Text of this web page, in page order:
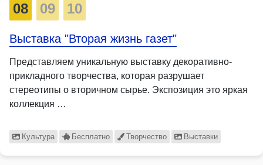
08 09 10
Выставка "Вторая жизнь газет"
Представляем уникальную выставку декоративно-
прикладного творчества, которая разрушает
стереотипы о вторичном сырье. Экспозиция это яркая
коллекция …
Культура Бесплатно Творчество Выставки